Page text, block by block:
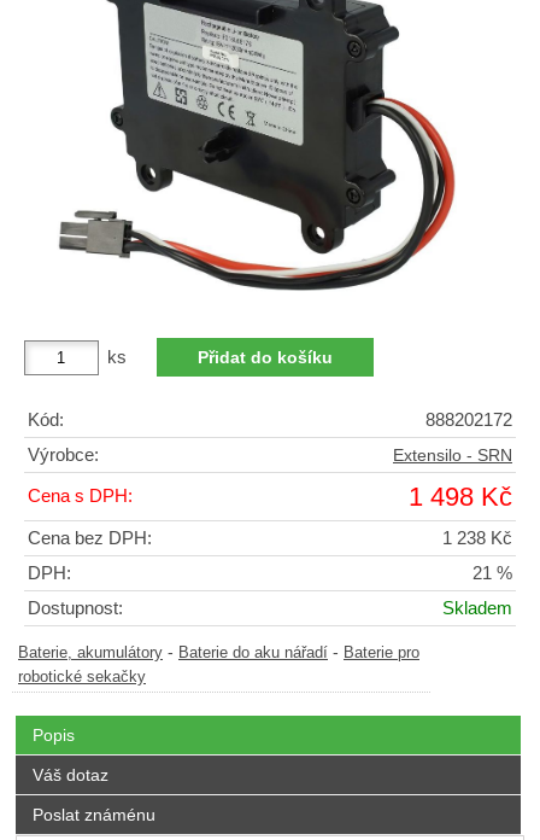
ks
Kód:
888202172
Výrobce:
Extensilo - SRN
Cena s DPH: 1 498 Kč
Cena bez DPH:
1 238 Kč
DPH:
21 %
Dostupnost:
Skladem
Baterie, akumulátory - Baterie do aku nářadí - Baterie pro
robotické sekačky
Popis
Váš dotaz
Poslat známénu